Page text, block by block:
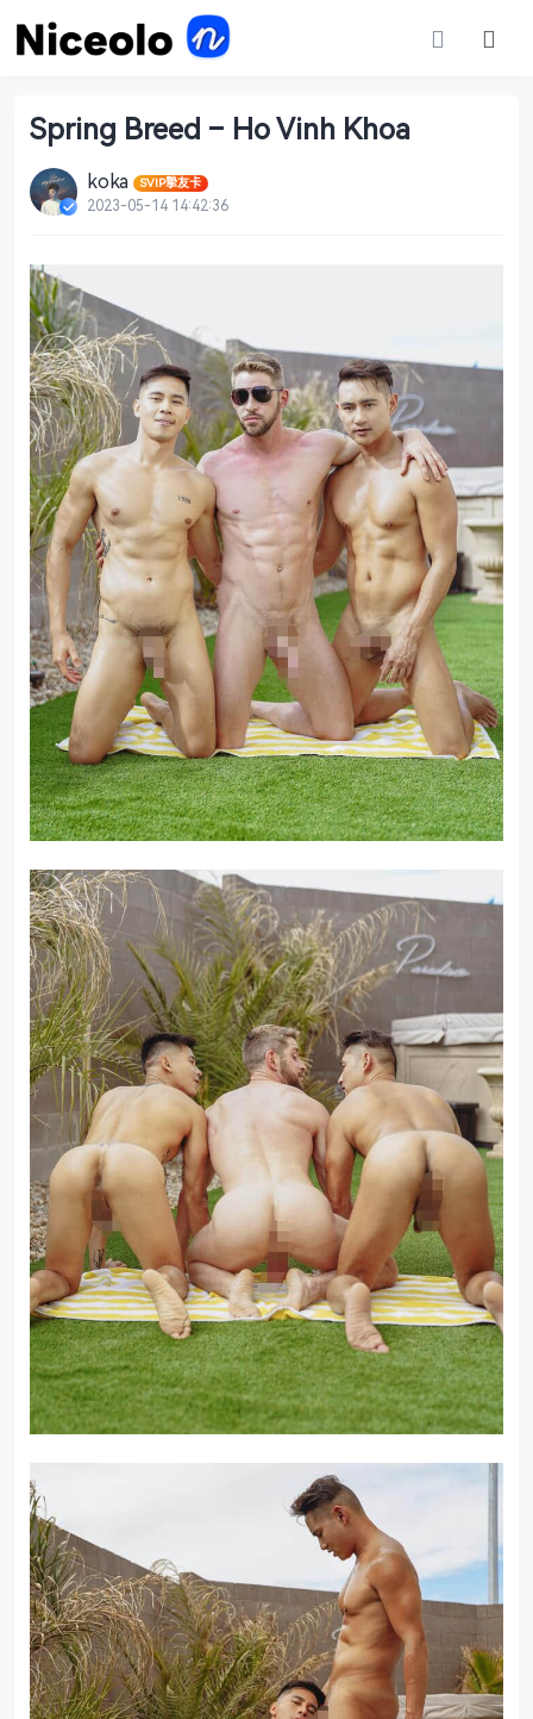
Spring Breed – Ho Vinh Khoa
koka SVIP摯友卡
2023-05-14 14:42:36